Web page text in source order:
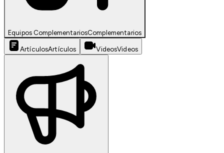
Equipos ComplementariosComplementarios
ArtículosArtículos VideosVideos